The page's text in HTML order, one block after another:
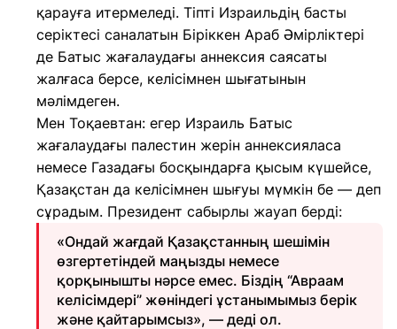
қарауға итермеледі. Тіпті Израильдің басты
серіктесі саналатын Біріккен Араб Әмірліктері
де Батыс жағалаудағы аннексия саясаты
жалғаса берсе, келісімнен шығатынын
мәлімдеген.
Мен Тоқаевтан: егер Израиль Батыс
жағалаудағы палестин жерін аннексияласа
немесе Газадағы босқындарға қысым күшейсе,
Қазақстан да келісімнен шығуы мүмкін бе — деп
сұрадым. Президент сабырлы жауап берді:
«Ондай жағдай Қазақстанның шешімін
өзгертетіндей маңызды немесе
қорқынышты нәрсе емес. Біздің “Авраам
келісімдері” жөніндегі ұстанымымыз берік
және қайтарымсыз», — деді ол.